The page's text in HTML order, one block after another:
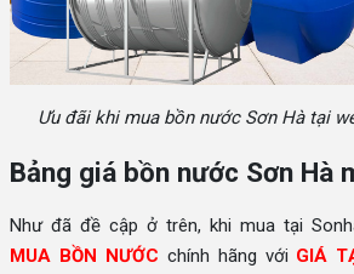
Ưu đãi khi mua bồn nước Sơn Hà tại
Bảng giá bồn nước Sơn Hà
Như đã đề cập ở trên, khi mua tại
MUA BỒN NƯỚC chính hãng với GIÁ